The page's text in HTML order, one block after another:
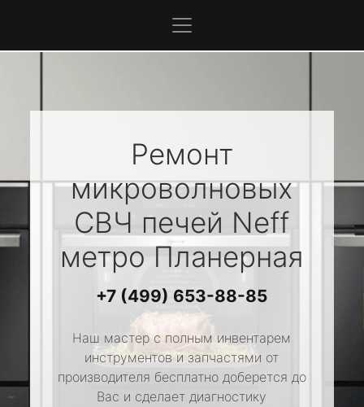
Ремонт
микроволновых
СВЧ печей Neff
метро Планерная
+7 (499) 653-88-85
Наш мастер с полным инвентарем
инструментов и запчастями от
производителя бесплатно доберется до
Вас и сделает диагностику